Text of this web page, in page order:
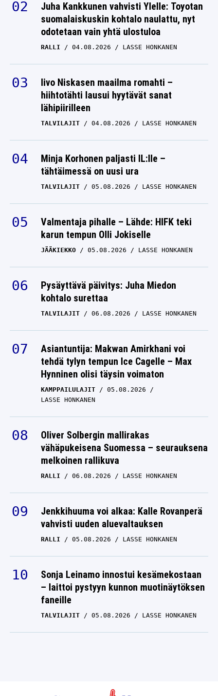
Juha Kankkunen vahvisti Ylelle: Toyotan
suomalaiskuskin kohtalo naulattu, nyt
odotetaan vain yhtä ulostuloa
RALLI 04.08.2026 LASSE HONKANEN
Iivo Niskasen maailma romahti –
hiihtotähti lausui hyytävät sanat
lähipiirilleen
TALVILAJIT 04.08.2026 LASSE HONKANEN
Minja Korhonen paljasti IL:lle –
tähtäimessä on uusi ura
TALVILAJIT 05.08.2026 LASSE HONKANEN
Valmentaja pihalle – Lähde: HIFK teki
karun tempun Olli Jokiselle
JÄÄKIEKKO 05.08.2026 LASSE HONKANEN
Pysäyttävä päivitys: Juha Miedon
kohtalo surettaa
TALVILAJIT 06.08.2026 LASSE HONKANEN
Asiantuntija: Makwan Amirkhani voi
tehdä tylyn tempun Ice Cagelle – Max
Hynninen olisi täysin voimaton
KAMPPAILULAJIT
05.08.2026
LASSE HONKANEN
Oliver Solbergin mallirakas
vähäpukeisena Suomessa – seurauksena
melkoinen rallikuva
RALLI 06.08.2026 LASSE HONKANEN
Jenkkihuuma voi alkaa: Kalle Rovanperä
vahvisti uuden aluevaltauksen
RALLI 05.08.2026 LASSE HONKANEN
Sonja Leinamo innostui kesämekostaan
– laittoi pystyyn kunnon muotinäytöksen
faneille
TALVILAJIT 05.08.2026 LASSE HONKANEN